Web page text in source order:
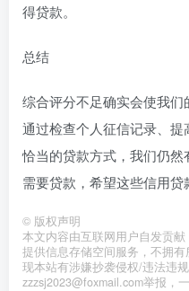
得贷款。
总结
综合评分不足确实会使我
通过检查个人征信记录、
恰当的贷款方式，我们仍
需要贷款，希望这些信用贷
© 版权声明
本文内容由互联网用户自发贡
提供信息存储空间服务，不拥
现本站有涉嫌抄袭侵权/违法违
zzzsj2023@foxmail.com举报，